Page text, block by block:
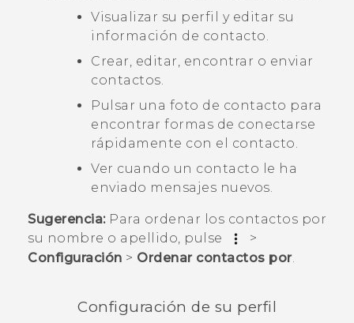
Visualizar su perfil y editar su
información de contacto.
Crear, editar, encontrar o enviar
contactos.
Pulsar una foto de contacto para
encontrar formas de conectarse
rápidamente con el contacto.
Ver cuando un contacto le ha
enviado mensajes nuevos.
Sugerencia:Para ordenar los contactos por
su nombre o apellido, pulse
>
Configuración > Ordenar contactos por.
Configuración de su perfil